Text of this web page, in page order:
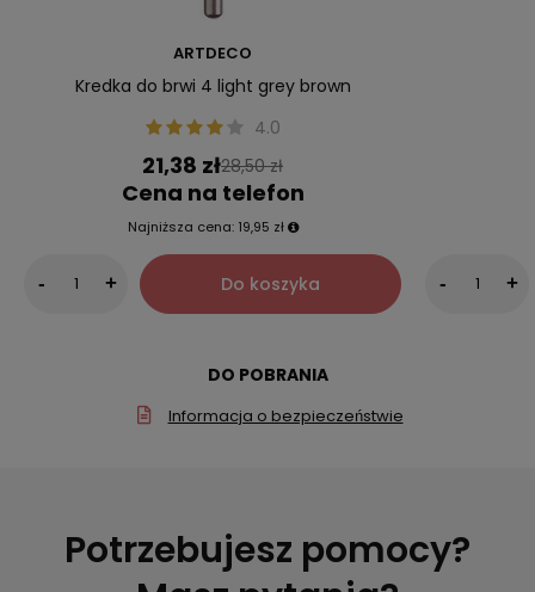
ARTDECO
Kredka do brwi 4 light grey brown
4.0
21,38 zł28,50 zł
Cena na telefon
Najniższa cena: 19,95 zł
- + Do koszyka - +
DO POBRANIA
Informacja o bezpieczeństwie
Potrzebujesz pomocy?